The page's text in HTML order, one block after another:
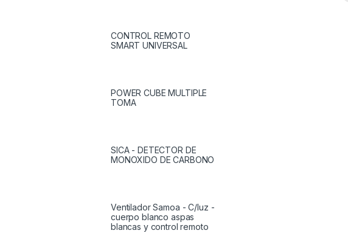
CONTROL REMOTO
SMART UNIVERSAL
POWER CUBE MULTIPLE
TOMA
SICA - DETECTOR DE
MONOXIDO DE CARBONO
Ventilador Samoa - C/luz -
cuerpo blanco aspas
blancas y control remoto